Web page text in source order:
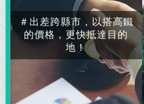
＃出差跨縣市，以搭高鐵
的價格，更快抵達目的
地！